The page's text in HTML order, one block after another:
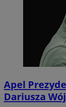
Apel
Dariusza